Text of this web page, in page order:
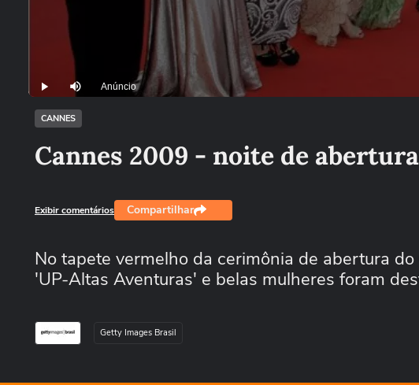
Play Mutar Anúncio
CANNES
Cannes 2009 - noite de abertura
Exibir comentários Compartilhar
No tapete vermelho da cerimônia de abertura
'UP-Altas Aventuras' e belas mulheres foram
Getty Images Brasil